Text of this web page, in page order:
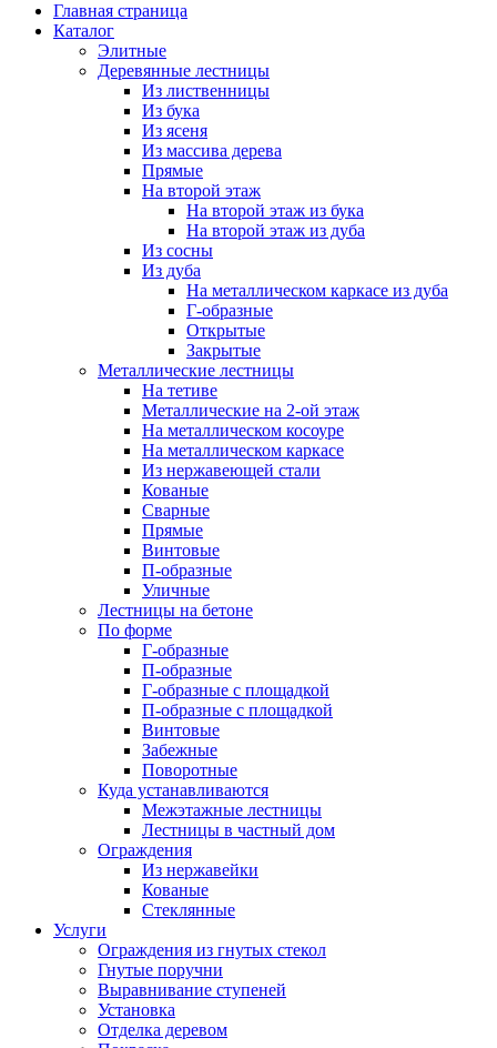
Главная страница
Каталог
Элитные
Деревянные лестницы
Из лиственницы
Из бука
Из ясеня
Из массива дерева
Прямые
На второй этаж
На второй этаж из бука
На второй этаж из дуба
Из сосны
Из дуба
На металлическом каркасе из дуба
Г-образные
Открытые
Закрытые
Металлические лестницы
На тетиве
Металлические на 2-ой этаж
На металлическом косоуре
На металлическом каркасе
Из нержавеющей стали
Кованые
Сварные
Прямые
Винтовые
П-образные
Уличные
Лестницы на бетоне
По форме
Г-образные
П-образные
Г-образные с площадкой
П-образные с площадкой
Винтовые
Забежные
Поворотные
Куда устанавливаются
Межэтажные лестницы
Лестницы в частный дом
Ограждения
Из нержавейки
Кованые
Стеклянные
Услуги
Ограждения из гнутых стекол
Гнутые поручни
Выравнивание ступеней
Установка
Отделка деревом